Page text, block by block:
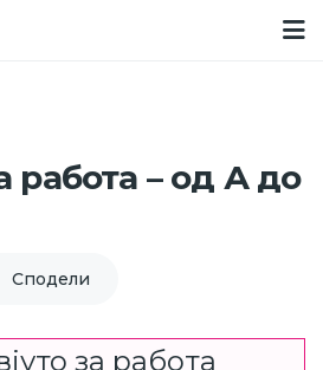
работа – од А до
Cподели
за работа